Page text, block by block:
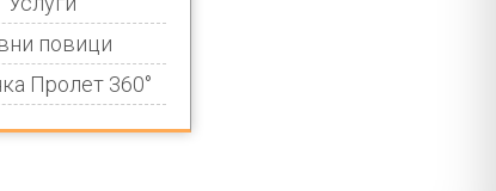
повици
Пролет 360°